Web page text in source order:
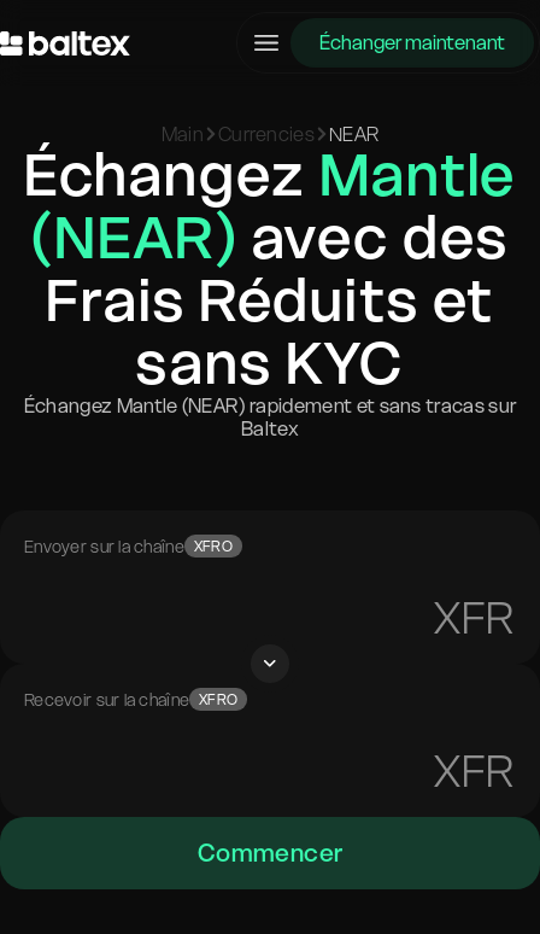
Échanger maintenant
Main Currencies NEAR
Échangez Mantle
(NEAR) avec des
Frais Réduits et
sans KYC
Échangez Mantle (NEAR) rapidement et sans tracas sur
Baltex
Envoyer sur la chaîne XFRO
XFR
Recevoir sur la chaîne XFRO
XFR
Commencer